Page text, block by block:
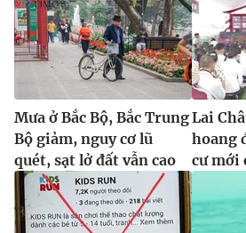
Ðiện thoại Thời báo VTV:024.66 897
Email:toasoan@vtv.vn
Liên hệ quảng cáo:024-7300.7108
Mưa ở Bắc Bộ, Bắc Trung
Bộ giảm, nguy cơ lũ
quét, sạt lở đất vẫn cao
Lai
hoang
cư mới